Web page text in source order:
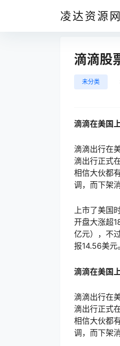
凌达资源网
滴滴股
未分类
滴滴在美国
滴滴出行在
滴出行正式
相信大伙都
调，而下架
上市了美国
开盘大涨超
亿元），不
报14.56美元。
滴滴在美国
滴滴出行在
滴出行正式
相信大伙都
调，而下架